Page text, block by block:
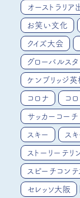
オーストラリア
お笑い文化
クイズ大会
グローバルスタ
ケンブリッジ英
コロナ コ
サッカーコーチ
スキー ス
ストーリーテリ
スピーチコンテ
セレッソ大阪